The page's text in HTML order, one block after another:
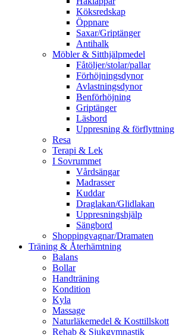
Köksredskap
Öppnare
Saxar/Griptänger
Antihalk
Möbler & Sitthjälpmedel
Fåtöljer/stolar/pallar
Förhöjningsdynor
Avlastningsdynor
Benförhöjning
Griptänger
Läsbord
Uppresning & förflyttning
Resa
Terapi & Lek
I Sovrummet
Vårdsängar
Madrasser
Kuddar
Draglakan/Glidlakan
Uppresningshjälp
Sängbord
Shoppingvagnar/Dramaten
Träning & Återhämtning
Balans
Bollar
Handträning
Kondition
Kyla
Massage
Naturläkemedel & Kosttillskott
Rehab & Sjukgymnastik